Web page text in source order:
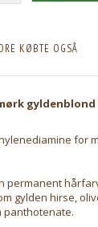
KØBTE OGSÅ
gyldenblond
for
permanent
gylden hirse,
panthotenate.